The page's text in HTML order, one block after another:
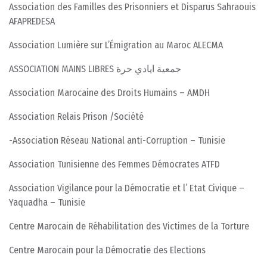
Association des Familles des Prisonniers et Disparus Sahraouis
AFAPREDESA
Association Lumière sur L’Émigration au Maroc ALECMA
ASSOCIATION MAINS LIBRES جمعية ايادي حرة
Association Marocaine des Droits Humains – AMDH
Association Relais Prison /Société
-Association Réseau National anti-Corruption – Tunisie
Association Tunisienne des Femmes Démocrates ATFD
Association Vigilance pour la Démocratie et l’ Etat Civique –
Yaquadha – Tunisie
Centre Marocain de Réhabilitation des Victimes de la Torture
Centre Marocain pour la Démocratie des Elections